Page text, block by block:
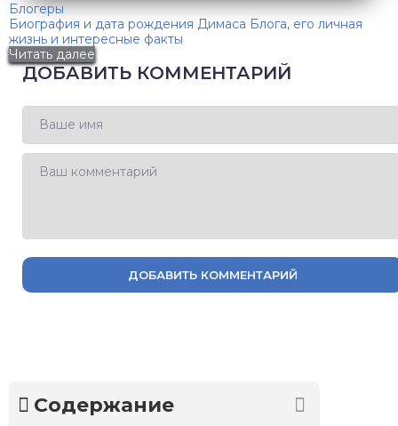
Блогеры
Биография и дата рождения Димаса Блога, его личная
жизнь и интересные факты
Читать далее
ДОБАВИТЬ КОММЕНТАРИЙ
ДОБАВИТЬ КОММЕНТАРИЙ
Содержание